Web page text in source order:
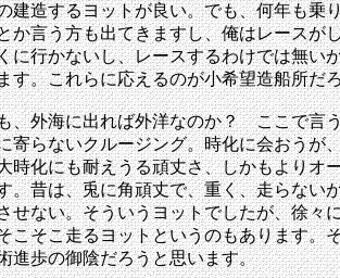
建造するヨットが良い。でも、何年も乗
か言う方も出てきますし、俺はレースが
に行かないし、レースするわけでは無い
す。これらに応えるのが小希望造船所だ
、外海に出れば外洋なのか？ ここで言
寄らないクルージング。時化に会おうが
時化にも耐えうる頑丈さ、しかもよりオ
。昔は、兎に角頑丈で、重く、走らない
せない。そういうヨットでしたが、徐々
こそこ走るヨットというのもあります。
進歩の御陰だろうと思います。